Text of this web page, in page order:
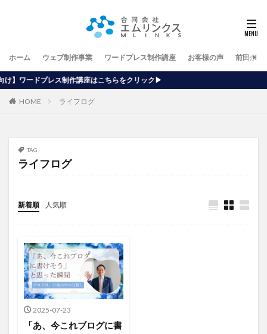
ホーム ウェブ制作事業 ワードプレス制作講座 お客様の声 前田が行
講座はこちらをクリック▶
HOME ライフログ
TAG
ライフログ
新着順 人気順
2025-07-23
「あ、今これブログに書